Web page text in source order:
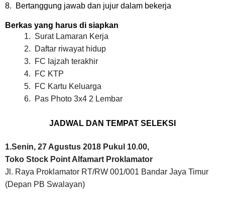
8.
Bertanggung jawab dan jujur dalam bekerja
Berkas yang harus di siapkan
1. Surat Lamaran Kerja
2.
Daftar riwayat hidup
3.
FC Iajzah terakhir
4.
FC KTP
5.
FC Kartu Keluarga
6.
Pas Photo 3x4 2 Lembar
JADWAL DAN TEMPAT SELEKSI
1.Senin, 27 Agustus 2018 Pukul 10.00,
Toko Stock Point Alfamart Proklamator
Jl. Raya Proklamator RT/RW 001/001 Bandar Jaya Timur
(Depan PB Swalayan)